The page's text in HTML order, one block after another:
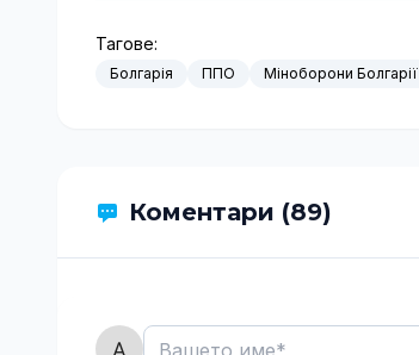
Тагове:
Болгарія ППО Міноборони Болгарії
Коментари (89)